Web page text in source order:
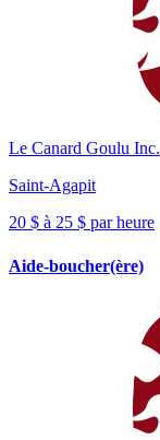
Le Canard Goulu Inc.
Saint-Agapit
20 $ à 25 $ par heure
Aide-boucher(ère)